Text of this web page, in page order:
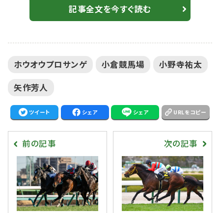
ちタイムは3:14.5（稍重）。 2番人気で黒岩悠騎乗、ゴ
ーツウキリシマ（牝6・栗東・牧田和弥）は、4着敗退。 【小
別） 小...
記事全文を今すぐ読む
ホウオウプロサンゲ 小倉競馬場
小野寺祐太
矢作芳人
ツイート シェア シェア URLをコピー
前の記事 次の記事